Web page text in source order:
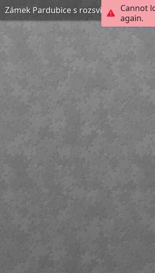
Cannot
again.
Zámek Pardubice s rozsvíceným